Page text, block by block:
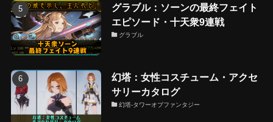
グラブル：ソーンの最終フェイト
エピソード・十天衆9連戦
グラブル
幻塔：女性コスチューム・アクセ
サリーカタログ
幻塔-タワーオブファンタジー